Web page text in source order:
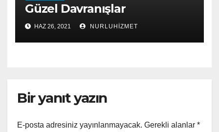
Güzel Davranışlar
HAZ 26, 2021 NURLUHIZMET
Bir yanıt yazın
E-posta adresiniz yayınlanmayacak. Gerekli alanlar *